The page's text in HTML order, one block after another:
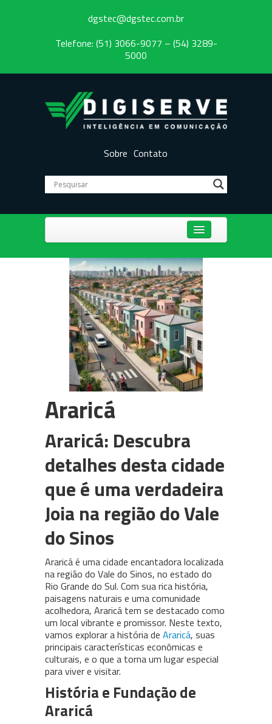
dgstec@dgstec.com.br
Telefone: (51) 3066-9077 – (54) 3289-
5000
Sobre Contato
PABX em Nuvem (cloud)
3CX
Câmeras para CFTV
WhatsApp Multiusuário
Intelbras
Araricá
Araricá: Descubra
detalhes desta cidade
que é uma verdadeira
Joia na região do Vale
do Sinos
Araricá é uma cidade encantadora localizada
na região do Vale do Sinos, no estado do
Rio Grande do Sul. Com sua rica história,
paisagens naturais e uma comunidade
acolhedora, Araricá tem se destacado como
um local vibrante e promissor. Neste texto,
vamos explorar a história de Araricá, suas
principais características econômicas e
culturais, e o que a torna um lugar especial
para viver e visitar.
História e Fundação de
Araricá